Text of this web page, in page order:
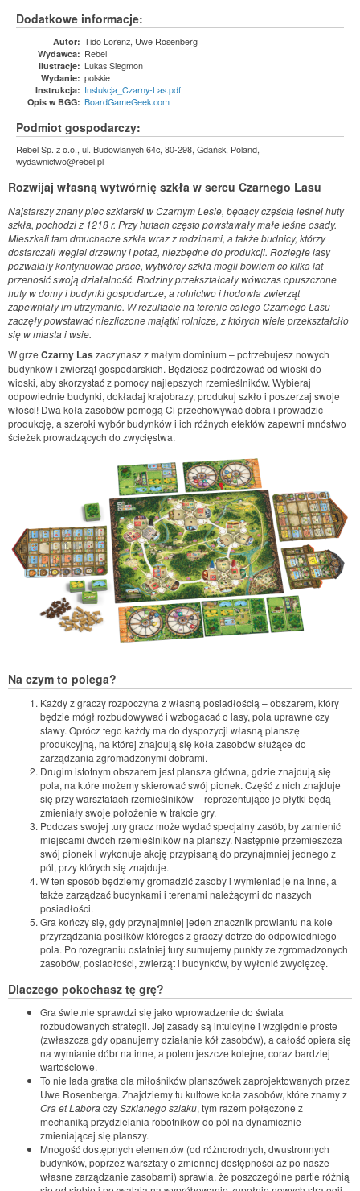
Dodatkowe informacje:
Autor: Tido Lorenz, Uwe Rosenberg
Wydawca: Rebel
Ilustracje: Lukas Siegmon
Wydanie: polskie
Instrukcja: Instukcja_Czarny-Las.pdf
Opis w BGG: BoardGameGeek.com
Podmiot gospodarczy:
Rebel Sp. z o.o., ul. Budowlanych 64c, 80-298, Gdańsk, Poland,
wydawnictwo@rebel.pl
Rozwijaj własną wytwórnię szkła w sercu Czarnego Lasu
Najstarszy znany piec szklarski w Czarnym Lesie, będący częścią leśnej huty
szkła, pochodzi z 1218 r. Przy hutach często powstawały małe leśne osady.
Mieszkali tam dmuchacze szkła wraz z rodzinami, a także budnicy, którzy
dostarczali węgiel drzewny i potaż, niezbędne do produkcji. Rozległe lasy
pozwalały kontynuować prace, wytwórcy szkła mogli bowiem co kilka lat
przenosić swoją działalność. Rodziny przekształcały wówczas opuszczone
huty w domy i budynki gospodarcze, a rolnictwo i hodowla zwierząt
zapewniały im utrzymanie. W rezultacie na terenie całego Czarnego Lasu
zaczęły powstawać niezliczone majątki rolnicze, z których wiele przekształciło
się w miasta i wsie.
W grze Czarny Las zaczynasz z małym dominium – potrzebujesz nowych
budynków i zwierząt gospodarskich. Będziesz podróżować od wioski do
wioski, aby skorzystać z pomocy najlepszych rzemieślników. Wybieraj
odpowiednie budynki, dokładaj krajobrazy, produkuj szkło i poszerzaj swoje
włości! Dwa koła zasobów pomogą Ci przechowywać dobra i prowadzić
produkcję, a szeroki wybór budynków i ich różnych efektów zapewni mnóstwo
ścieżek prowadzących do zwycięstwa.
Na czym to polega?
Każdy z graczy rozpoczyna z własną posiadłością – obszarem, który
będzie mógł rozbudowywać i wzbogacać o lasy, pola uprawne czy
stawy. Oprócz tego każdy ma do dyspozycji własną planszę
produkcyjną, na której znajdują się koła zasobów służące do
zarządzania zgromadzonymi dobrami.
Drugim istotnym obszarem jest plansza główna, gdzie znajdują się
pola, na które możemy skierować swój pionek. Część z nich znajduje
się przy warsztatach rzemieślników – reprezentujące je płytki będą
zmieniały swoje położenie w trakcie gry.
Podczas swojej tury gracz może wydać specjalny zasób, by zamienić
miejscami dwóch rzemieślników na planszy. Następnie przemieszcza
swój pionek i wykonuje akcję przypisaną do przynajmniej jednego z
pól, przy których się znajduje.
W ten sposób będziemy gromadzić zasoby i wymieniać je na inne, a
także zarządzać budynkami i terenami należącymi do naszych
posiadłości.
Gra kończy się, gdy przynajmniej jeden znacznik prowiantu na kole
przyrządzania posiłków któregoś z graczy dotrze do odpowiedniego
pola. Po rozegraniu ostatniej tury sumujemy punkty ze zgromadzonych
zasobów, posiadłości, zwierząt i budynków, by wyłonić zwycięzcę.
Dlaczego pokochasz tę grę?
Gra świetnie sprawdzi się jako wprowadzenie do świata
rozbudowanych strategii. Jej zasady są intuicyjne i względnie proste
(zwłaszcza gdy opanujemy działanie kół zasobów), a całość opiera się
na wymianie dóbr na inne, a potem jeszcze kolejne, coraz bardziej
wartościowe.
To nie lada gratka dla miłośników planszówek zaprojektowanych przez
Uwe Rosenberga. Znajdziemy tu kultowe koła zasobów, które znamy z
Ora et LaboraczySzklanego szlaku, tym razem połączone z
mechaniką przydzielania robotników do pól na dynamicznie
zmieniającej się planszy.
Mnogość dostępnych elementów (od różnorodnych, dwustronnych
budynków, poprzez warsztaty o zmiennej dostępności aż po nasze
własne zarządzanie zasobami) sprawia, że poszczególne partie różnią